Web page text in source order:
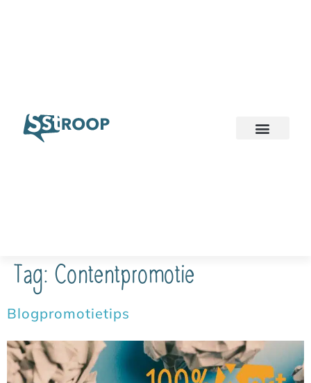
Tag: Contentpromotie
Blogpromotietips